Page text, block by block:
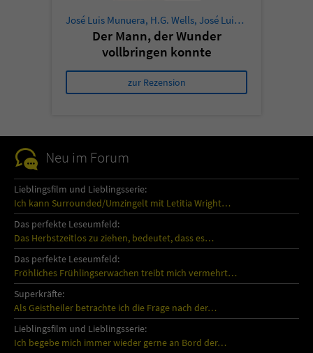
José Luis Munuera, H.G. Wells, José Luis Munuera
Der Mann, der Wunder
vollbringen konnte
zur Rezension
Neu im Forum
Lieblingsfilm und Lieblingsserie:
Ich kann Surrounded/Umzingelt mit Letitia Wright…
Das perfekte Leseumfeld:
Das Herbstzeitlos zu ziehen, bedeutet, dass es…
Das perfekte Leseumfeld:
Fröhliches Frühlingserwachen treibt mich vermehrt…
Superkräfte:
Als Geistheiler betrachte ich die Frage nach der…
Lieblingsfilm und Lieblingsserie:
Ich begebe mich immer wieder gerne an Bord der…